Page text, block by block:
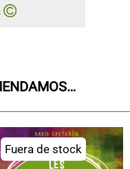
Fuera de stock